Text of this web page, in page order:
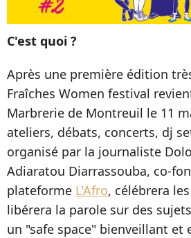
C'est quoi ?
Après une première édition
Fraîches Women festival
Marbrerie de Montreuil le 11
ateliers, débats, concerts, dj
organisé par la journaliste
Adiaratou Diarrassouba, co-
plateforme L'Afro, célébrera
libérera la parole sur des
un "safe space" bienveillant et